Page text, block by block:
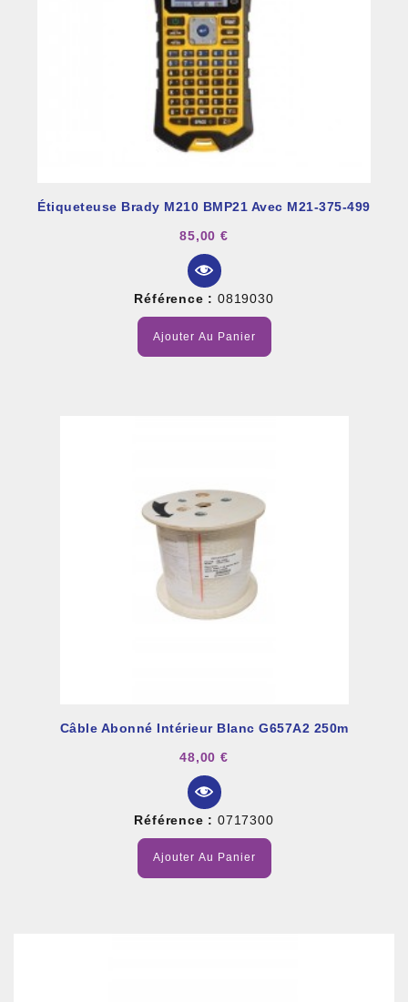
Étiqueteuse Brady M210 BMP21 Avec M21-375-499
85,00 €
Référence : 0819030
Ajouter Au Panier
Câble Abonné Intérieur Blanc G657A2 250m
48,00 €
Référence : 0717300
Ajouter Au Panier